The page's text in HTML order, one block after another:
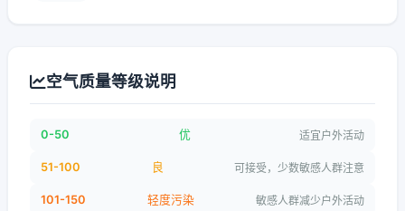
空气质量等级说明
0-50 优 适宜户外活动
51-100 良 可接受，少数敏感人群注意
101-150 轻度污染 敏感人群减少户外活动